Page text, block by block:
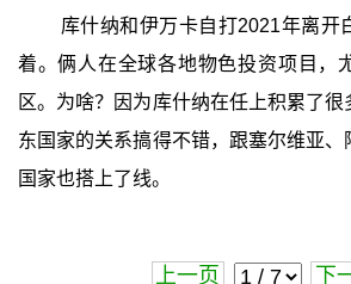
库什纳和伊万卡自打2021年离开
着。俩人在全球各地物色投资项目，
区。为啥？因为库什纳在任上积累了
东国家的关系搞得不错，跟塞尔维亚
国家也搭上了线。
上一页 下